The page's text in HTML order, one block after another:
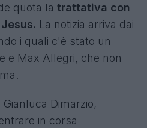
quota la trattativa con
La notizia arriva dai
i quali c'è stato un
e Max Allegri, che non
Dimarzio,
in corsa